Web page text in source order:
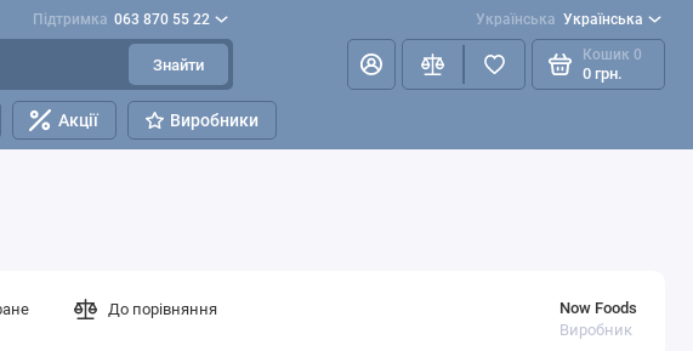
Підтримка 063 870 55 22 Українська Українська
Знайти
Кошик 0
0 грн.
Акції Виробники
Now Foods
Виробник
До порівняння